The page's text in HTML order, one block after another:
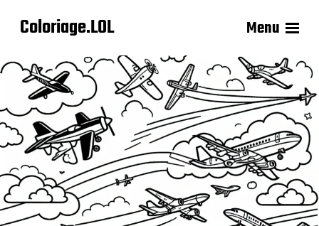
Coloriage.LOL Menu